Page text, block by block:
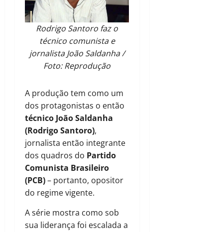
Rodrigo Santoro faz o
técnico comunista e
jornalista João Saldanha /
Foto: Reprodução
A produção tem como um
dos protagonistas o então
técnico João Saldanha
(Rodrigo Santoro),
jornalista então integrante
dos quadros do Partido
Comunista Brasileiro
(PCB)– portanto, opositor
do regime vigente.
A série mostra como sob
sua liderança foi escalada a